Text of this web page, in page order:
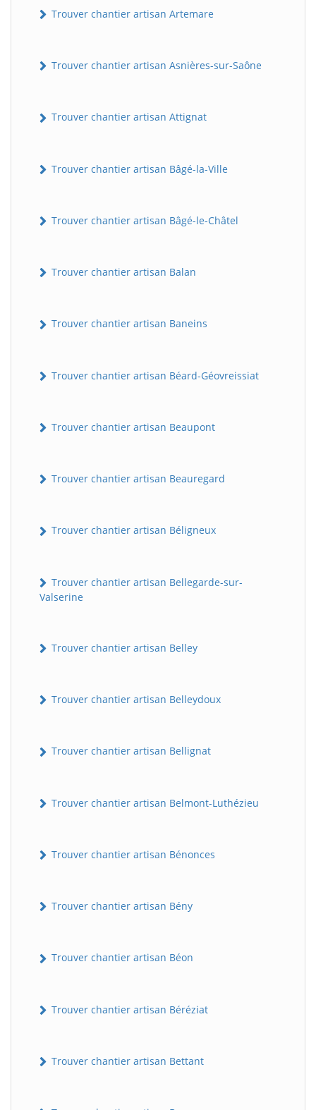
Trouver chantier artisan Artemare
Trouver chantier artisan Asnières-sur-Saône
Trouver chantier artisan Attignat
Trouver chantier artisan Bâgé-la-Ville
Trouver chantier artisan Bâgé-le-Châtel
Trouver chantier artisan Balan
Trouver chantier artisan Baneins
Trouver chantier artisan Béard-Géovreissiat
Trouver chantier artisan Beaupont
Trouver chantier artisan Beauregard
Trouver chantier artisan Béligneux
Trouver chantier artisan Bellegarde-sur-
Valserine
Trouver chantier artisan Belley
Trouver chantier artisan Belleydoux
Trouver chantier artisan Bellignat
Trouver chantier artisan Belmont-Luthézieu
Trouver chantier artisan Bénonces
Trouver chantier artisan Bény
Trouver chantier artisan Béon
Trouver chantier artisan Béréziat
Trouver chantier artisan Bettant